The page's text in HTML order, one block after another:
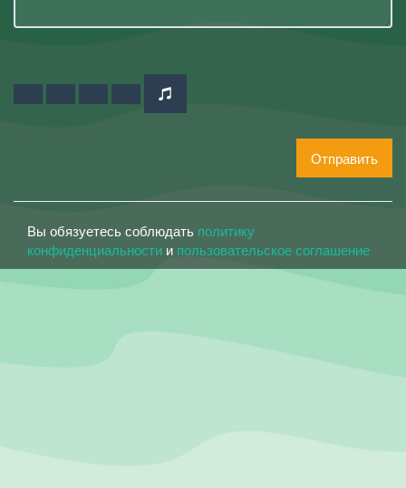
Отправить
Вы обязуетесь соблюдать политику
конфиденциальности и пользовательское соглашение